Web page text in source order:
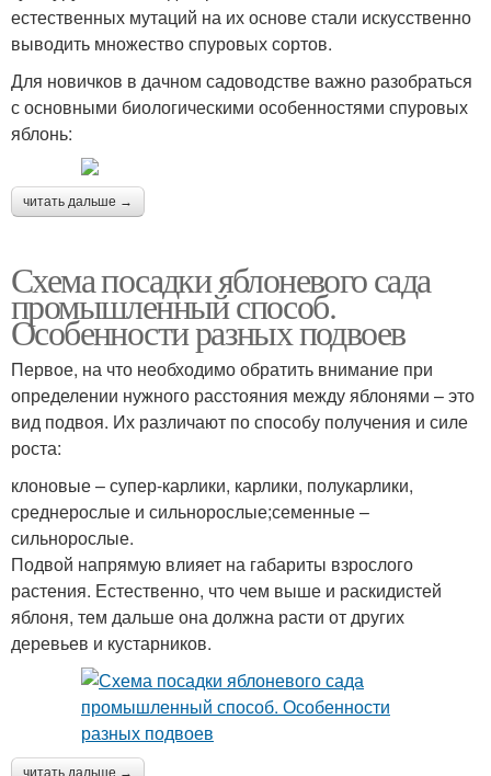
естественных мутаций на их основе стали искусственно
выводить множество спуровых сортов.
Для новичков в дачном садоводстве важно разобраться
с основными биологическими особенностями спуровых
яблонь:
читать дальше →
Схема посадки яблоневого сада
промышленный способ.
Особенности разных подвоев
Первое, на что необходимо обратить внимание при
определении нужного расстояния между яблонями – это
вид подвоя. Их различают по способу получения и силе
роста:
клоновые – супер-карлики, карлики, полукарлики,
среднерослые и сильнорослые;семенные –
сильнорослые.
Подвой напрямую влияет на габариты взрослого
растения. Естественно, что чем выше и раскидистей
яблоня, тем дальше она должна расти от других
деревьев и кустарников.